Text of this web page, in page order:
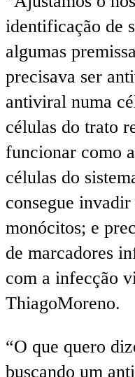
identificação de
algumas
precisava ser
antiviral numa
células do trato
funcionar como
células do
consegue
monócitos; e
de marcadores
com a infecção
ThiagoMoreno.
“O que quero
buscando um